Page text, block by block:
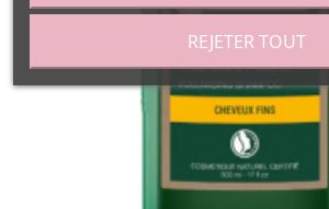
REJETER TOUT